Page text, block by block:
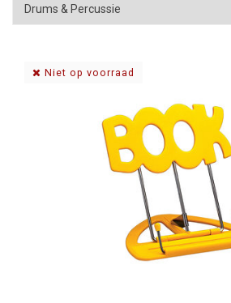
Niet op voorraad